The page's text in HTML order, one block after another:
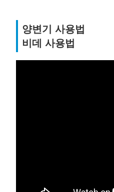
양변기 사용법
비데 사용법